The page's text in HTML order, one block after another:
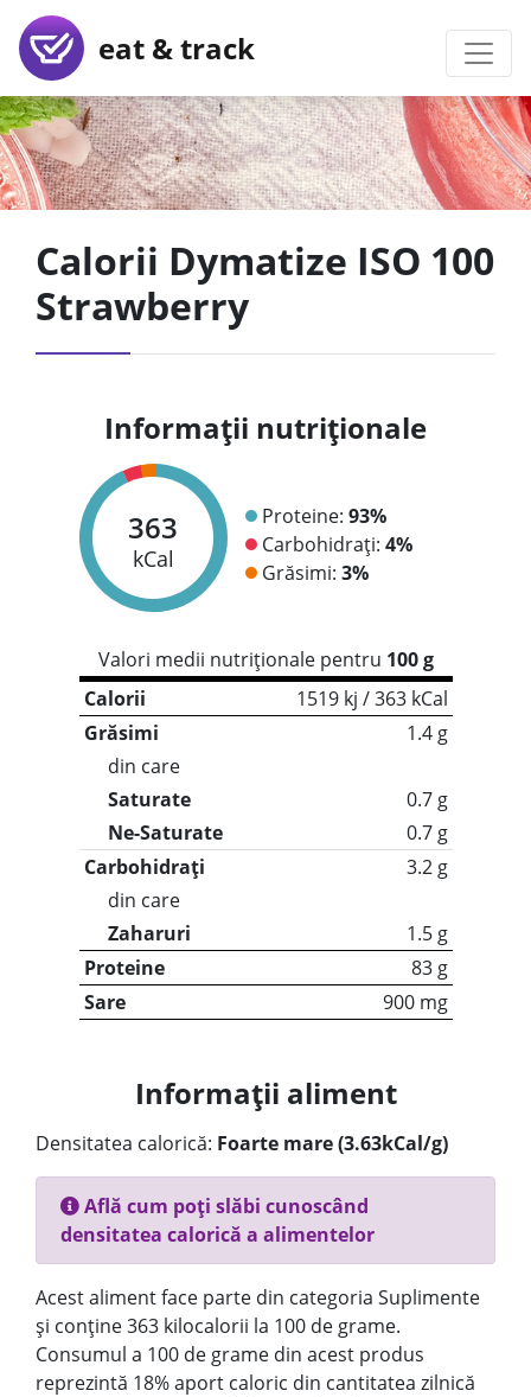
eat & track
Calorii Dymatize ISO 100
Strawberry
Informații nutriționale
363
kCal
Proteine: 93%
Carbohidrați: 4%
Grăsimi: 3%
Valori medii nutriționale pentru 100 g
Calorii
1519 kj / 363 kCal
Grăsimi
1.4 g
din care
Saturate
0.7 g
Ne-Saturate
0.7 g
Carbohidrați
3.2 g
din care
Zaharuri
1.5 g
Proteine
83 g
Sare
900 mg
Informații aliment
Densitatea calorică: Foarte mare (3.63kCal/g)
Află cum poți slăbi cunoscând
densitatea calorică a alimentelor
Acest aliment face parte din categoria Suplimente
și conține 363 kilocalorii la 100 de grame.
Consumul a 100 de grame din acest produs
reprezintă 18% aport caloric din cantitatea zilnică